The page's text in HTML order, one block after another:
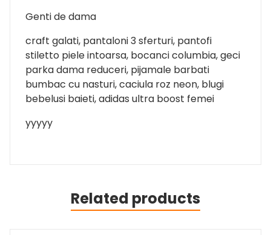
Genti de dama
craft galati, pantaloni 3 sferturi, pantofi
stiletto piele intoarsa, bocanci columbia, geci
parka dama reduceri, pijamale barbati
bumbac cu nasturi, caciula roz neon, blugi
bebelusi baieti, adidas ultra boost femei
yyyyy
Related products